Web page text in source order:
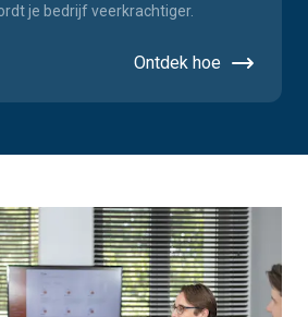
je bedrijf veerkrachtiger.
Ontdek hoe